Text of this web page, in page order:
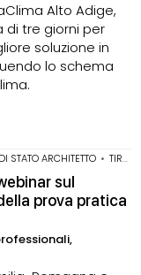
Alto Adige,
di tre giorni per
soluzione in
lo schema
STATO ARCHITETTO • TIROCINIO SOSTITUTIVO ESAME DI STATO
sul
prova pratica